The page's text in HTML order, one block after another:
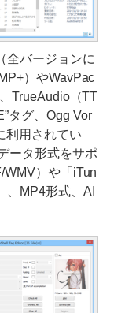
全バージョンに
）やWavPac
TrueAudio（TT
タグ、Ogg Vor
利用されてい
ータ形式をサポ
）や「iTun
、MP4形式、AI